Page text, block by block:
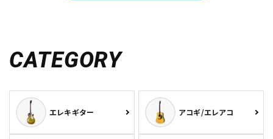
CATEGORY
エレキギター アコギ/エレアコ